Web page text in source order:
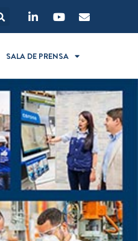
SALA DE PRENSA